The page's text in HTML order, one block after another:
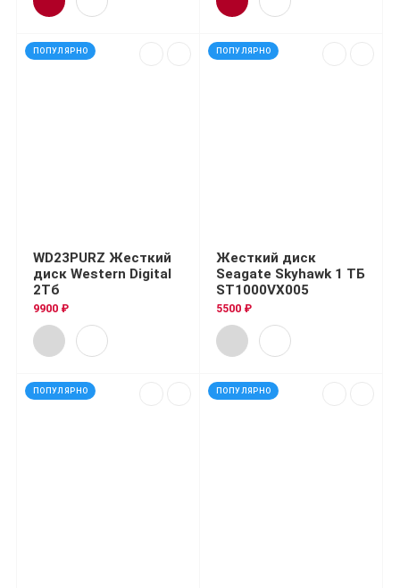
ПОПУЛЯРНО
WD23PURZ Жесткий
диск Western Digital
2Тб
9900 ₽
ПОПУЛЯРНО
Жесткий диск
Seagate Skyhawk 1 ТБ
ST1000VX005
5500 ₽
ПОПУЛЯРНО ПОПУЛЯРНО